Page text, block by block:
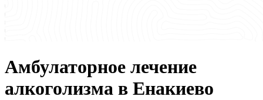
Амбулаторное лечение
алкоголизма в Енакиево